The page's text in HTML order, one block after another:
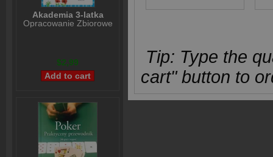
Akademia 3-latka
Opracowanie Zbiorowe
$2,99
Tip: Type the
cart" button to